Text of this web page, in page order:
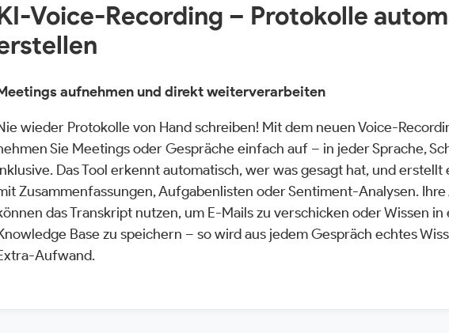
Voice-Recording – Protokolle
aufnehmen und direkt weiterverarbeiten
wieder Protokolle von Hand schreiben! Mit dem neuen Voice-
Sie Meetings oder Gespräche einfach auf – in jeder Sprache,
Das Tool erkennt automatisch, wer was gesagt hat, und erstellt
Zusammenfassungen, Aufgabenlisten oder Sentiment-Analysen.
das Transkript nutzen, um E-Mails zu verschicken oder Wissen in
Base zu speichern – so wird aus jedem Gespräch echtes
Aufwand.